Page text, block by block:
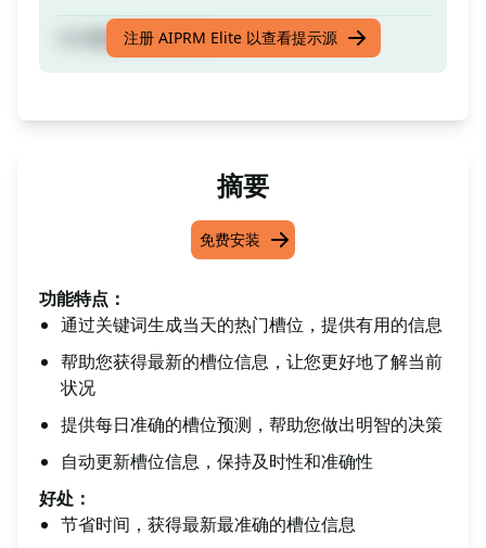
今日最热门的老虎机
注册 AIPRM Elite 以查看提示源
摘要
免费安装
功能特点：
通过关键词生成当天的热门槽位，提供有用的信息
帮助您获得最新的槽位信息，让您更好地了解当前
状况
提供每日准确的槽位预测，帮助您做出明智的决策
自动更新槽位信息，保持及时性和准确性
好处：
节省时间，获得最新最准确的槽位信息